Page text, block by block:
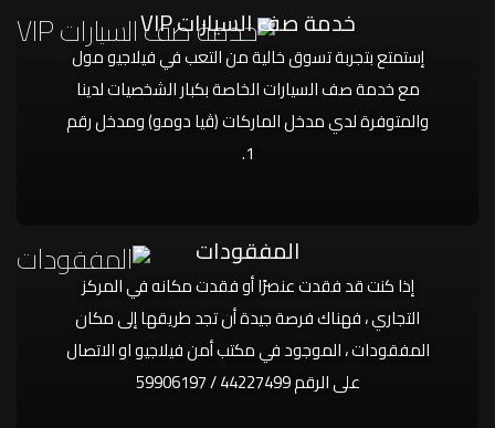
خدمة صف السيارات VIP
إستمتع بتجربة تسوق خالية من التعب في فيلاجيو مول
مع خدمة صف السيارات الخاصة بكبار الشخصيات لدينا
والمتوفرة لدي مدخل الماركات (ڤيا دومو) ومدخل رقم
1.
المفقودات
إذا كنت قد فقدت عنصرًا أو فقدت مكانه في المركز
التجاري ، فهناك فرصة جيدة أن تجد طريقها إلى مكان
المفقودات ، الموجود في مكتب أمن فيلاجيو او الاتصال
على الرقم 44227499 / 59906197